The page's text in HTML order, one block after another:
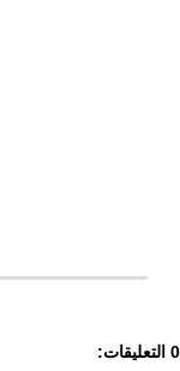
0 التعليقات: